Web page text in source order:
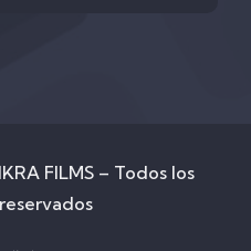
FILMS – Todos los